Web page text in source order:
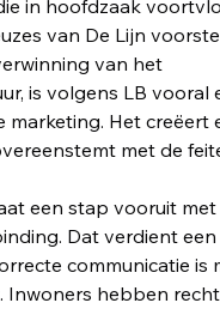
in hoofdzaak
van De Lijn
van het
is volgens LB vooral
marketing. Het creëert
met de
een stap vooruit met
Dat verdient
communicatie is
Inwoners hebben